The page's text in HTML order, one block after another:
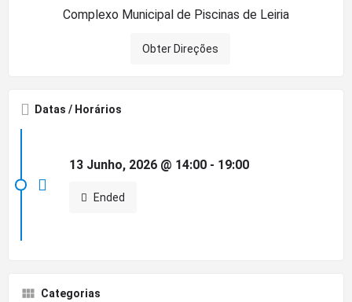
Complexo Municipal de Piscinas de Leiria
Obter Direções
Datas / Horários
13 Junho, 2026 @ 14:00 - 19:00
Ended
Categorias